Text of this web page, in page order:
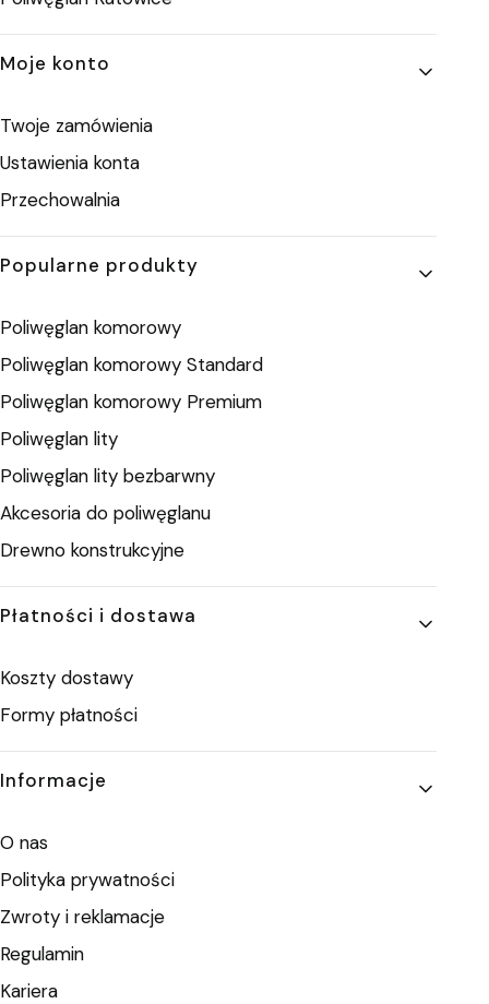
Moje konto
Twoje zamówienia
Ustawienia konta
Przechowalnia
Popularne produkty
Poliwęglan komorowy
Poliwęglan komorowy Standard
Poliwęglan komorowy Premium
Poliwęglan lity
Poliwęglan lity bezbarwny
Akcesoria do poliwęglanu
Drewno konstrukcyjne
Płatności i dostawa
Koszty dostawy
Formy płatności
Informacje
O nas
Polityka prywatności
Zwroty i reklamacje
Regulamin
Kariera